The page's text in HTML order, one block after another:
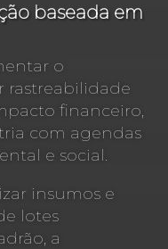
baseada em
o
rastreabilidade
financeiro,
com agendas
e social.
insumos e
lotes
a